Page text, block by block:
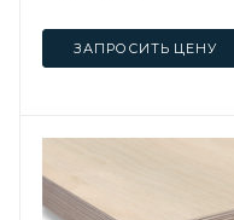
ЗАПРОСИТЬ ЦЕНУ